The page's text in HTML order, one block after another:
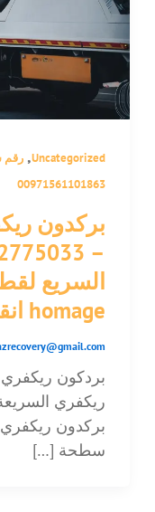
Uncategorized
, رقم
00971561101863
بركدون
homage انقاذ بري
بردكون
ريكفري
بركدون
سطحة […]